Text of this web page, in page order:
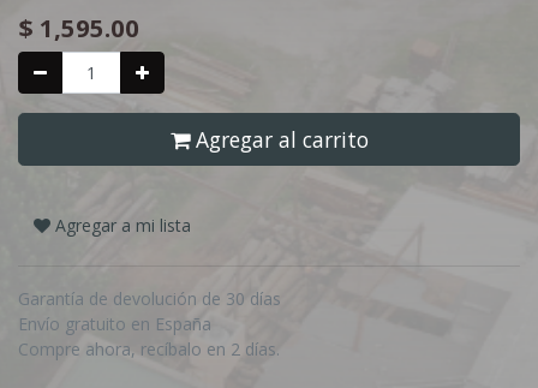
$ 1,595.00
Agregar al carrito
Agregar a mi lista
Garantía de devolución de 30 días
Envío gratuito en España
Compre ahora, recíbalo en 2 días.